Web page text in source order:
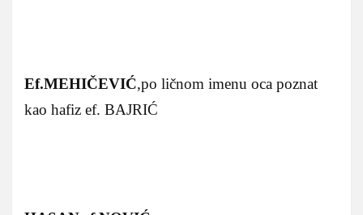
Ef.MEHIČEVIĆ,po ličnom imenu oca poznat
kao hafiz ef. BAJRIĆ